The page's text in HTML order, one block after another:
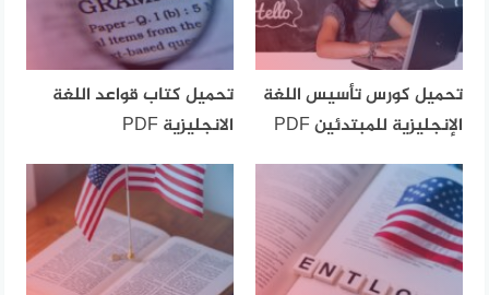
تحميل كورس تأسيس اللغة
الإنجليزية للمبتدئين PDF
تحميل كتاب قواعد اللغة
الانجليزية PDF